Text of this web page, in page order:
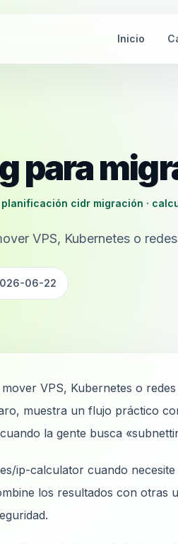
Inicio
para
cidr migración ·
VPS, Kubernetes o
06-22
VPS, Kubernetes o
muestra un flujo práctico
la gente busca
ip-calculator cuando
los resultados con otras